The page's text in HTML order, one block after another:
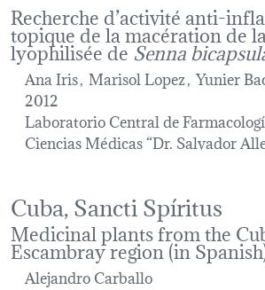
Recherche d’activité anti-
topique de la macération de
lyophilisée deSenna
Ana Iris Marisol Lopez Yunier
2012
Laboratorio Central de
Ciencias Médicas “Dr. Salvador
Cuba, Sancti Spíritus
Medicinal plants from the
Escambray region (in
Alejandro Carballo